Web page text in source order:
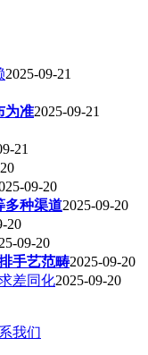
2025-09-21
为准2025-09-21
21
09-20
多种渠道2025-09-20
20
09-20
手艺范畴2025-09-20
差同化2025-09-20
我们